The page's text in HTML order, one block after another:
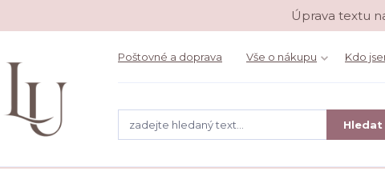
Úprava textu
Poštovné a doprava Vše o nákupu Kdo
Hledat